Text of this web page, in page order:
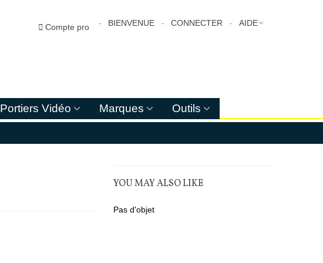
 Compte pro BIENVENUE CONNECTER AIDE
Portiers Vidéo Marques Outils
YOU MAY ALSO LIKE
Pas d'objet